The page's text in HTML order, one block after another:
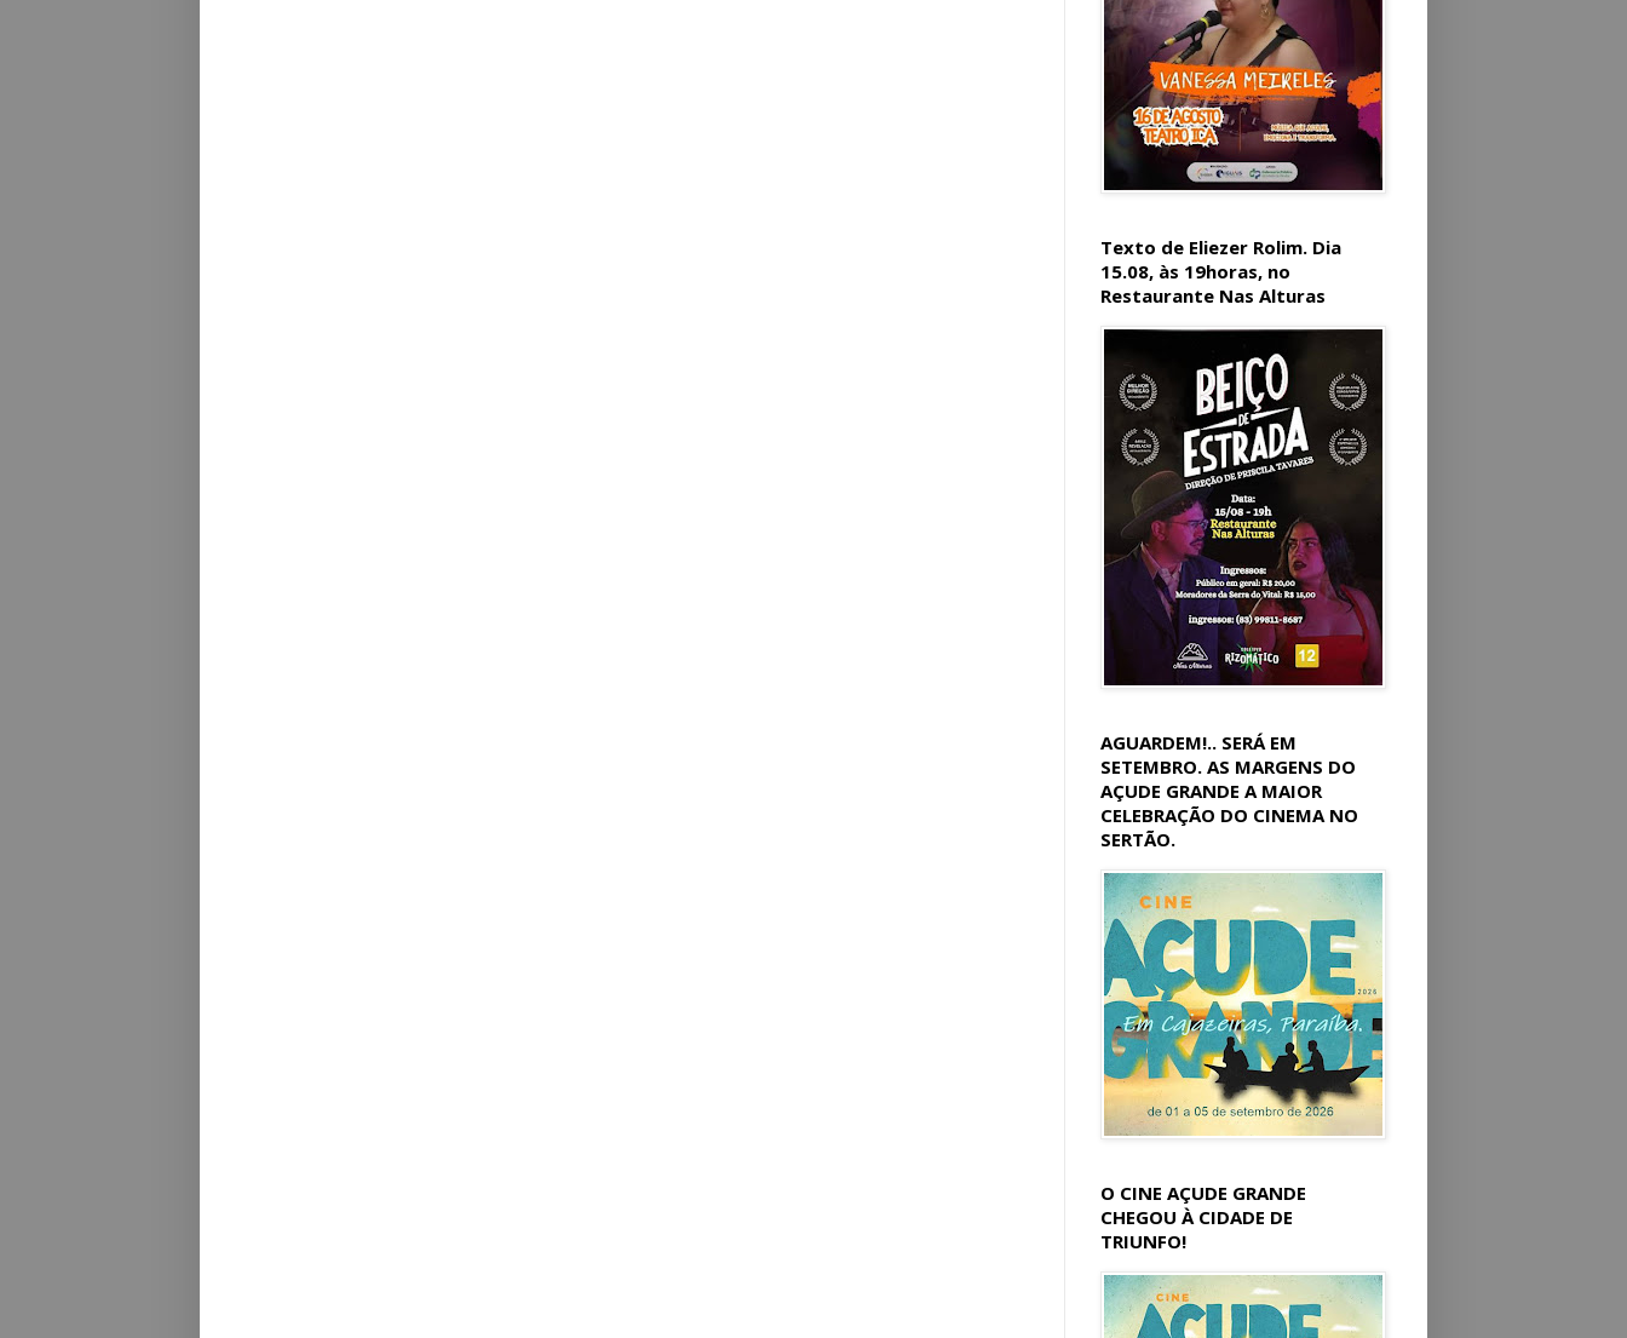
Texto de Eliezer Rolim. Dia
15.08, às 19horas, no
Restaurante Nas Alturas
AGUARDEM!.. SERÁ EM
SETEMBRO. AS MARGENS DO
AÇUDE GRANDE A MAIOR
CELEBRAÇÃO DO CINEMA NO
SERTÃO.
O CINE AÇUDE GRANDE
CHEGOU À CIDADE DE
TRIUNFO!